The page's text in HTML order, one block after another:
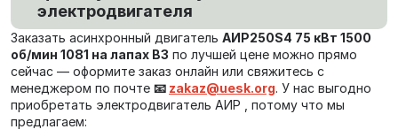
электродвигателя
Заказать асинхронный двигатель АИР250S4 75 кВт 1500
об/мин 1081 на лапах В3 по лучшей цене можно прямо
сейчас — оформите заказ онлайн или свяжитесь с
менеджером по почте 📧 zakaz@uesk.org. У нас выгодно
приобретать электродвигатель АИР , потому что мы
предлагаем: